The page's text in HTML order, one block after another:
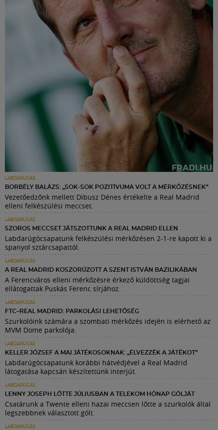
LABDARÚGÁS
BORBÉLY BALÁZS: „SOK-SOK POZITÍVUMA VOLT A MÉRKŐZÉSNEK”
Vezetőedzőnk mellett Dibusz Dénes értékelte a Real Madrid
elleni felkészülési meccset.
LABDARÚGÁS
SZOROS MECCSET JÁTSZOTTUNK A REAL MADRID ELLEN
Labdarúgócsapatunk felkészülési mérkőzésen 2-1-re kapott ki a
spanyol sztárcsapattól.
LABDARÚGÁS
A REAL MADRID KOSZORÚZOTT A SZENT ISTVÁN BAZILIKÁBAN
A Ferencváros elleni mérkőzésre érkező küldöttség tagjai
ellátogattak Puskás Ferenc sírjához.
LABDARÚGÁS
FTC–REAL MADRID: PARKOLÁSI LEHETŐSÉG
Szurkolóink számára a szombati mérkőzés idején is elérhető az
MVM Dome parkolója.
LABDARÚGÁS
KELLER JÓZSEF A MAI JÁTÉKOSOKNAK: „ÉLVEZZÉK A JÁTÉKOT”
Labdarúgócsapatunk korábbi hátvédjével a Real Madrid
látogatása kapcsán készítettünk interjút.
LABDARÚGÁS
LENNY JOSEPH LŐTTE JÚLIUSBAN A TELEKOM HÓNAP GÓLJÁT
Csatárunk a Twente elleni hazai meccsen lőtte a szurkolók által
legszebbnek választott gólt.
LABDARÚGÁS